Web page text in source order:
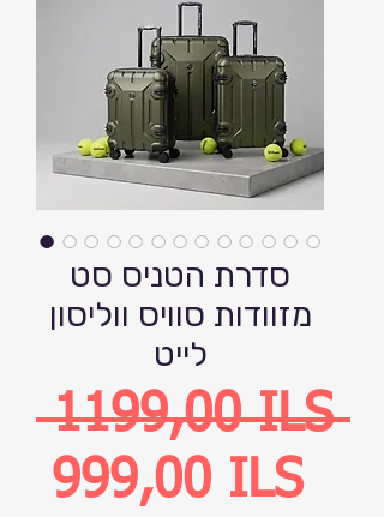
סדרת הטניס סט
מזוודות סוויס ווליסון
לייט
1199,00 ILS
999,00 ILS